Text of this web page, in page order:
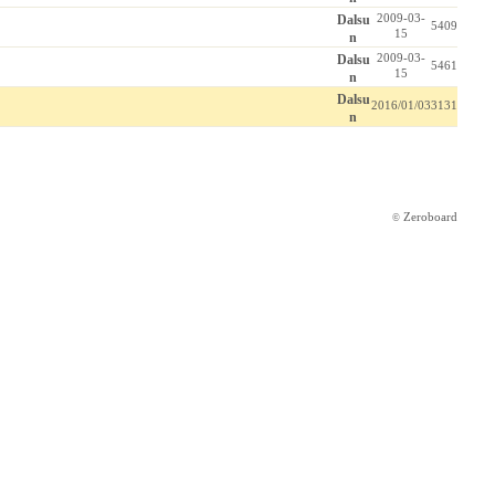
Dalsu
n
2009-03-
15
5409
Dalsu
n
2009-03-
15
5461
Dalsu
n
2016/01/033131
© Zeroboard